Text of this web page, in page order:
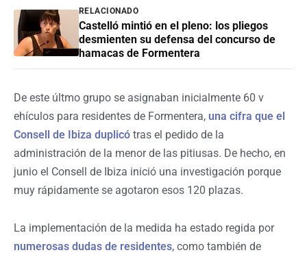
RELACIONADO
Castelló mintió en el pleno: los pliegos
desmienten su defensa del concurso de
hamacas de Formentera
De este últmo grupo se asignaban inicialmente 60 v
ehículos para residentes de Formentera, una cifra que el
Consell de Ibiza duplicó tras el pedido de la
administración de la menor de las pitiusas. De hecho, en
junio el Consell de Ibiza inició una investigación porque
muy rápidamente se agotaron esos 120 plazas.
La implementación de la medida ha estado regida por
numerosas dudas de residentes, como también de